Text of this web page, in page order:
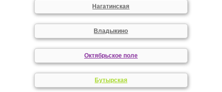
Нагатинская
Владыкино
Октябрьское поле
Бутырская